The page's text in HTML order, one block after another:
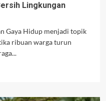
Lingkungan
Gaya Hidup menjadi topik
ribuan warga turun